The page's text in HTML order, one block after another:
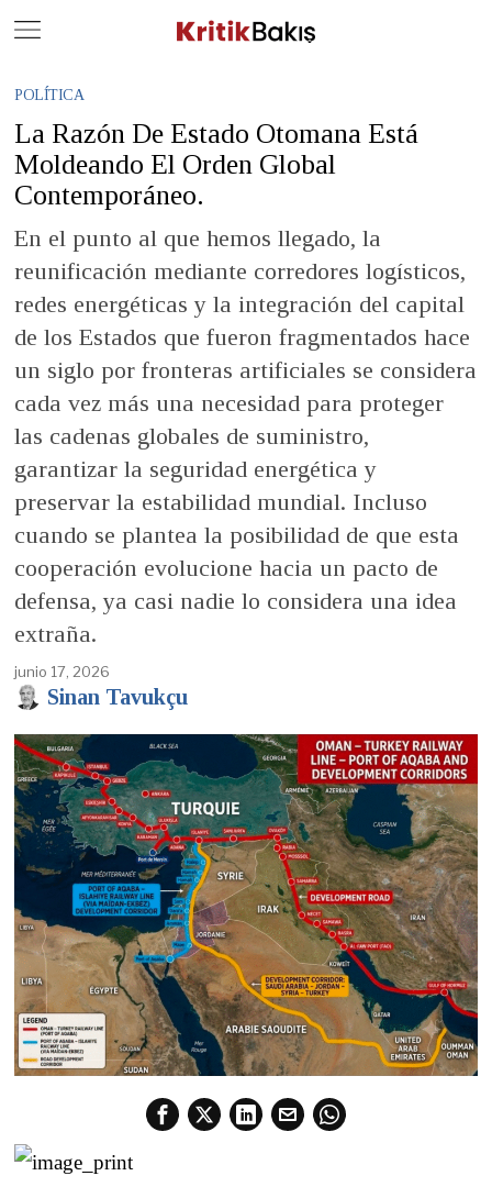
POLÍTICA
La Razón De Estado Otomana Está
Moldeando El Orden Global
Contemporáneo.
En el punto al que hemos llegado, la
reunificación mediante corredores logísticos,
redes energéticas y la integración del capital
de los Estados que fueron fragmentados hace
un siglo por fronteras artificiales se considera
cada vez más una necesidad para proteger
las cadenas globales de suministro,
garantizar la seguridad energética y
preservar la estabilidad mundial. Incluso
cuando se plantea la posibilidad de que esta
cooperación evolucione hacia un pacto de
defensa, ya casi nadie lo considera una idea
extraña.
junio 17, 2026
Sinan Tavukçu